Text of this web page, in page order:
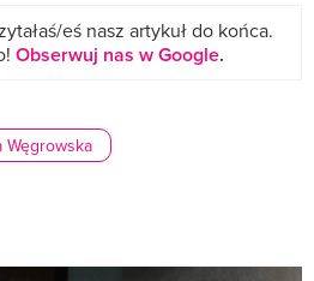
eś nasz artykuł do końca.
Obserwuj nas w Google.
Węgrowska